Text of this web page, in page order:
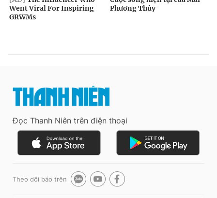
Đọc Thanh Niên trên điện thoại
Theo dõi báo trên